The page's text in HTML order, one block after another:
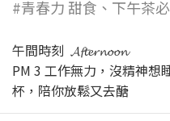
#青春力 甜食、下午茶
午間時刻 𝓐𝓯𝓽𝓮𝓻𝓷𝓸𝓸𝓷
PM 3 工作無力，沒精神想
杯，陪你放鬆又去醣